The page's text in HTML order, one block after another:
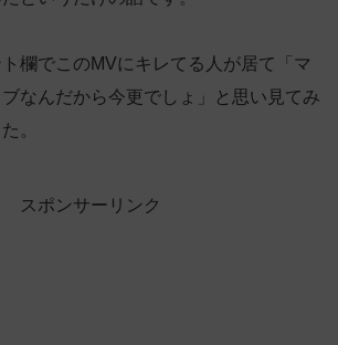
欄でこのMVにキレてる人が居て「マ
なんだから今更でしょ」と思い見てみ
。
スポンサーリンク